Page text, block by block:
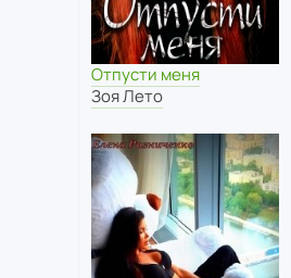
Отпусти меня
Зоя Лето